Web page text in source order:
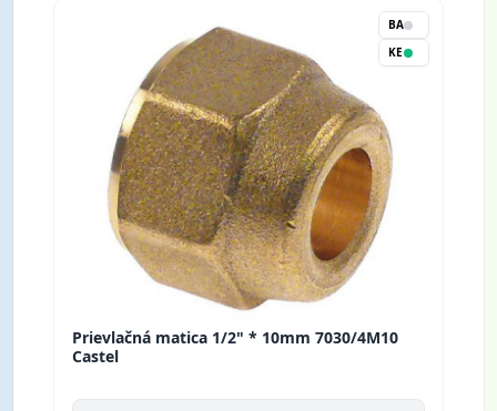
BA
KE
Prievlačná matica 1/2" * 10mm 7030/4M10
Castel